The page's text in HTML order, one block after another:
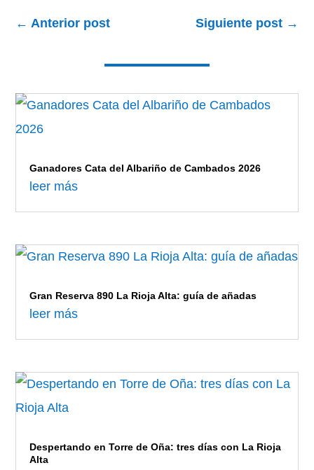
← Anterior post Siguiente post→
Ganadores Cata del Albariño de Cambados 2026
leer más
Gran Reserva 890 La Rioja Alta: guía de añadas
leer más
Despertando en Torre de Oña: tres días con La Rioja
Alta